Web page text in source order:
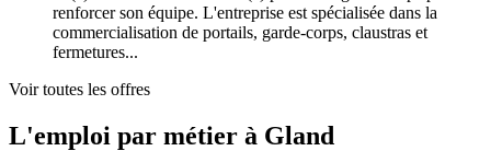
renforcer son équipe. L'entreprise est spécialisée dans la
commercialisation de portails, garde-corps, claustras et
fermetures...
Voir toutes les offres
L'emploi par métier à Gland